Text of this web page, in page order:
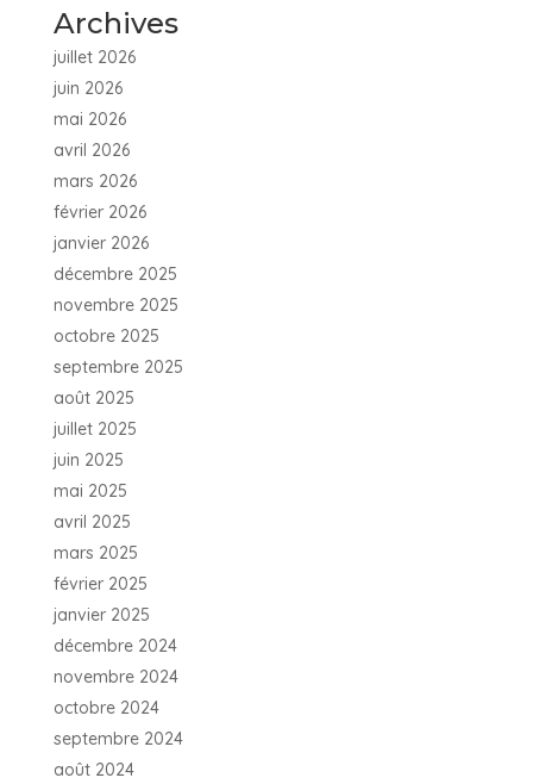
Archives
juillet 2026
juin 2026
mai 2026
avril 2026
mars 2026
février 2026
janvier 2026
décembre 2025
novembre 2025
octobre 2025
septembre 2025
août 2025
juillet 2025
juin 2025
mai 2025
avril 2025
mars 2025
février 2025
janvier 2025
décembre 2024
novembre 2024
octobre 2024
septembre 2024
août 2024